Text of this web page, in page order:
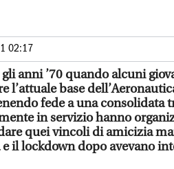
02:17
gli anni ’70 quando alcuni
l’attuale base
fede a una consolidata
in servizio hanno
quei vincoli di amicizia
il lockdown dopo avevano